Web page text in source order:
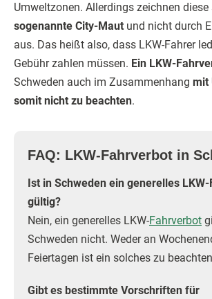
Umweltzonen. Allerdings zeichnen diese
sogenannte City-Maut und nicht durch
aus. Das heißt also, dass LKW-Fahrer
Gebühr zahlen müssen. Ein LKW-
Schweden auch im Zusammenhang mit
somit nicht zu beachten.
FAQ: LKW-Fahrverbot in
Ist in Schweden ein generelles
gültig?
Nein, ein generelles LKW-Fahrverbot
Schweden nicht. Weder an
Feiertagen ist ein solches zu
Gibt es bestimmte Vorschriften für